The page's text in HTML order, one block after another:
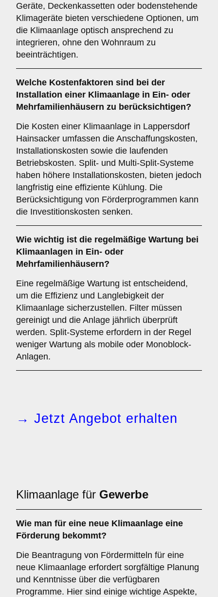
Geräte, Deckenkassetten oder bodenstehende
Klimageräte bieten verschiedene Optionen, um
die Klimaanlage optisch ansprechend zu
integrieren, ohne den Wohnraum zu
beeinträchtigen.
Welche Kostenfaktoren sind bei der
Installation einer Klimaanlage in Ein- oder
Mehrfamilienhäusern zu berücksichtigen?
Die Kosten einer Klimaanlage in Lappersdorf
Hainsacker umfassen die Anschaffungskosten,
Installationskosten sowie die laufenden
Betriebskosten. Split- und Multi-Split-Systeme
haben höhere Installationskosten, bieten jedoch
langfristig eine effiziente Kühlung. Die
Berücksichtigung von Förderprogrammen kann
die Investitionskosten senken.
Wie wichtig ist die regelmäßige Wartung bei
Klimaanlagen in Ein- oder
Mehrfamilienhäusern?
Eine regelmäßige Wartung ist entscheidend,
um die Effizienz und Langlebigkeit der
Klimaanlage sicherzustellen. Filter müssen
gereinigt und die Anlage jährlich überprüft
werden. Split-Systeme erfordern in der Regel
weniger Wartung als mobile oder Monoblock-
Anlagen.
→ Jetzt Angebot erhalten
Klimaanlage für Gewerbe
Wie man für eine neue Klimaanlage eine
Förderung bekommt?
Die Beantragung von Fördermitteln für eine
neue Klimaanlage erfordert sorgfältige Planung
und Kenntnisse über die verfügbaren
Programme. Hier sind einige wichtige Aspekte,